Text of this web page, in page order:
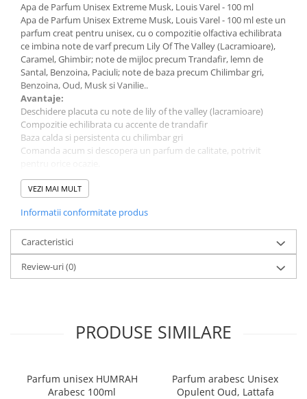
Apa de Parfum Unisex Extreme Musk, Louis Varel - 100 ml
Apa de Parfum Unisex Extreme Musk, Louis Varel - 100 ml este un
parfum creat pentru unisex, cu o compozitie olfactiva echilibrata
ce imbina note de varf precum Lily Of The Valley (Lacramioare),
Caramel, Ghimbir; note de mijloc precum Trandafir, lemn de
Santal, Benzoina, Paciuli; note de baza precum Chilimbar gri,
Benzoina, Oud, Musk si Vanilie..
Avantaje:
Deschidere placuta cu note de lily of the valley (lacramioare)
Compozitie echilibrata cu accente de trandafir
Baza calda si persistenta cu chilimbar gri
Comanda acum si descopera un parfum de calitate, potrivit
Despre produs:
Parfum pentru: Unisex
Tip parfum: Apa de Parfum
Brand: Louis Varel
VEZI MAI MULT
Informatii conformitate produs
Caracteristici
Review-uri(0)
PRODUSE SIMILARE
Parfum unisex HUMRAH
Arabesc 100ml
Parfum arabesc Unisex
Opulent Oud, Lattafa